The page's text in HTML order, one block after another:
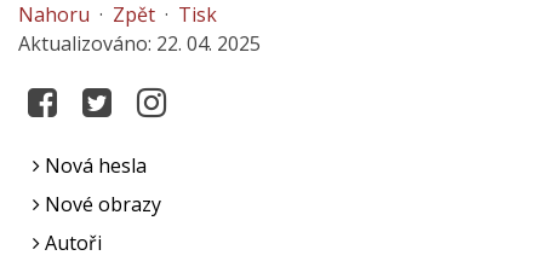
Nahoru · Zpět · Tisk
Aktualizováno: 22. 04. 2025
Nová hesla
Nové obrazy
Autoři